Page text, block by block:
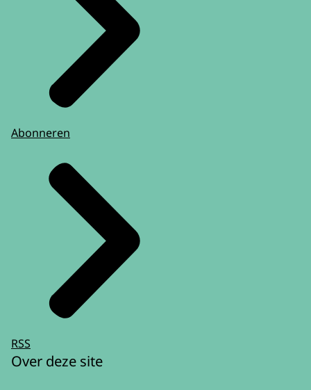
Abonneren
RSS
Over deze site